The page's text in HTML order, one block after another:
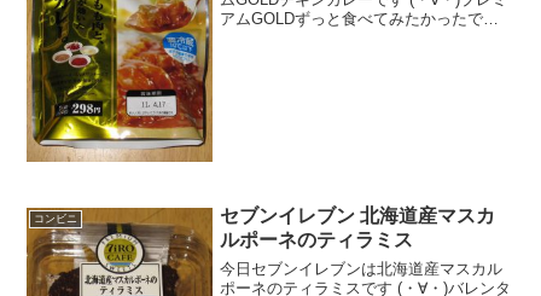
アムGOLDずっと食べてみたかったです
コンビニ
セブンイレブン 北海道産マスカ
ルポーネのティラミス
今日セブンイレブンは北海道産マスカル
ポーネのティラミスです (・∀・)バレンタ